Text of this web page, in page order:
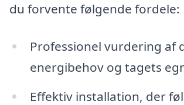
du forvente følgende fordele:
Professionel vurdering af
energibehov og tagets
Effektiv installation, der